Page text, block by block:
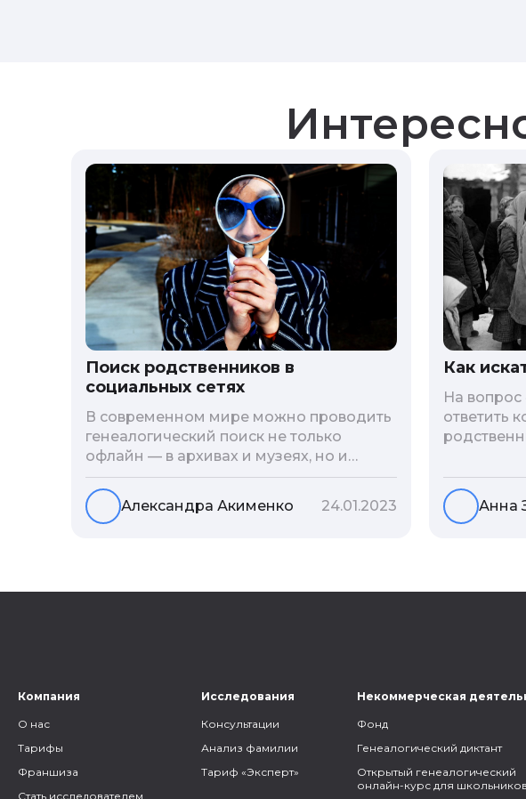
Поиск родственников в
социальных сетях
В современном мире можно проводить
генеалогический поиск не только
офлайн — в архивах и музеях, но и
воспользоваться интернетом. Сегодня
мы расскажем вам как и в каких
социальных сетях можно провести
то, как грамотно построить с ними
Александра Акименко 24.01.2023
Как
На вопрос
ответить
базы.
вас
Анна
Компания
О нас
Тарифы
Франшиза
Стать исследователем
Исследования
Консультации
Анализ фамилии
Тариф «Эксперт»
Некоммерческая
Фонд
Генеалогический диктант
Открытый генеалогический
онлайн-курс для школьников